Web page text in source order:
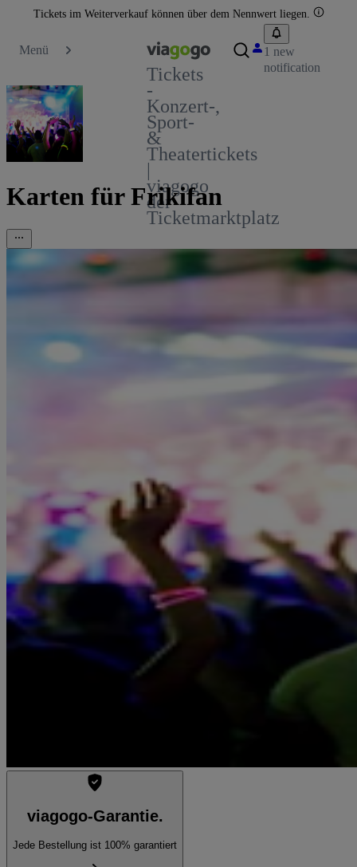
Tickets im Weiterverkauf können über dem Nennwert liegen.
Menü
Tickets
-
Konzert-,
Sport-
&
Theatertickets
|
viagogo
der
Ticketmarktplatz
1 new
notification
Karten für Frikifan
viagogo-Garantie.
Jede Bestellung ist 100% garantiert